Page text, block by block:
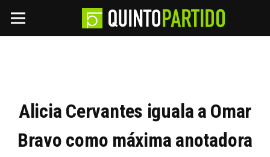
Alicia Cervantes iguala a Omar
Bravo como máxima anotadora